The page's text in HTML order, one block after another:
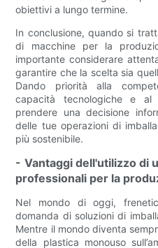
obiettivi a lungo termine.
In conclusione, quando si
di macchine per la
importante considerare
garantire che la scelta sia
Dando priorità alla
capacità tecnologiche e al
prendere una decisione
delle tue operazioni di
più sostenibile.
- Vantaggi dell'utilizzo di
professionali per la
Nel mondo di oggi,
domanda di soluzioni di
Mentre il mondo diventa
della plastica monouso